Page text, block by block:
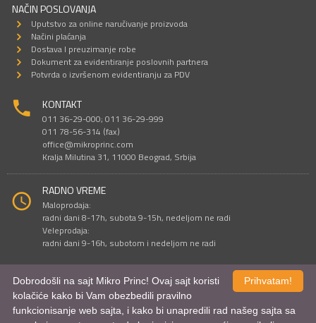
NAČIN POSLOVANJA
Uputstvo za online naručivanje proizvoda
Načini plaćanja
Dostava I preuzimanje robe
Dokument za evidentiranje poslovnih partnera
Potvrda o izvršenom evidentiranju za PDV
KONTAKT
011 36-29-000; 011 36-29-999
011 78-56-314 (fax)
office@mikroprinc.com
Kralja Milutina 31, 11000 Beograd, Srbija
RADNO VREME
Maloprodaja:
radni dani 8-17h, subota 9-15h, nedeljom ne radi
Veleprodaja:
radni dani 9-16h, subotom i nedeljom ne radi
Sve cene su iskazane u dinarima. PDV je uračunat u cenu.
© Mikro Princ 1999 - 2026. Sva prava su zadržana.
Kreirao*nbgcreator |Izdrada Internet prodavnice, Izrada sajtai mobilnih
Prihvatam!
Dobrodošli na sajt Mikro Princ! Ovaj sajt koristi
kolačiće kako bi Vam obezbedili pravilno
funkcionisanje web sajta, i kako bi unapredili rad našeg sajta sa